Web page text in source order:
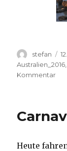
Autor
stefan
Australien_2016
Kommentarzu
Heute